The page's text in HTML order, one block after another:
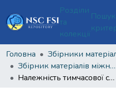
Розділи
та
колекції
Пошук
Головна
Збірник матеріалів міжнародної науково-практичної конференції з нагоди 100-річчя Національного наукового центру «Інститут судових експертиз ім. Засл. проф. М. С. Бокаріуса»
Належність тимчасової споруди до об’єкта рухомого майна з огляду впливу на земельну ділянку, на якій об’єкт розташований